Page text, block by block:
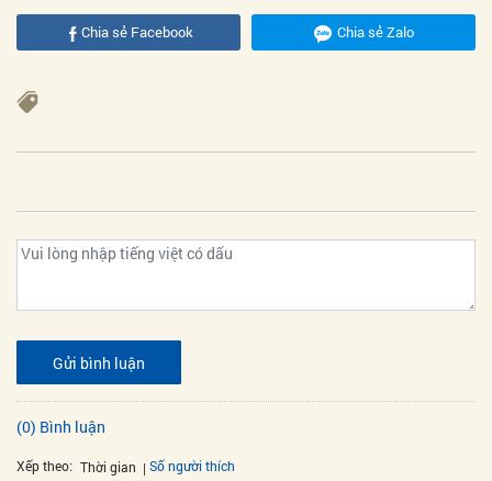
Chia sẻ Facebook Chia sẻ Zalo
Gửi bình luận
(0) Bình luận
Xếp theo: Thời gian Số người thích